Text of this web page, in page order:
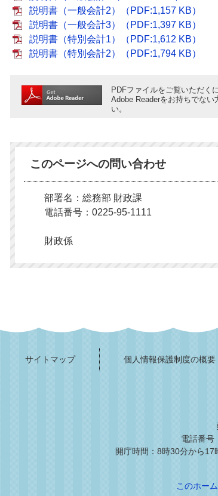
説明書（一般会計2）（PDF:1,157 KB）
説明書（一般会計3）（PDF:1,397 KB）
説明書（特別会計1）（PDF:1,612 KB）
説明書（特別会計2）（PDF:1,794 KB）
PDFファイルをご覧いただく
Adobe Readerをお持ちでな
い。
このページへの問い合わせ
部署名：総務部 財政課
電話番号：0225-95-1111
財政係
サイトマップ 個人情報保護制度の概要
電話番号
開庁時間：8時30分から17
このホー